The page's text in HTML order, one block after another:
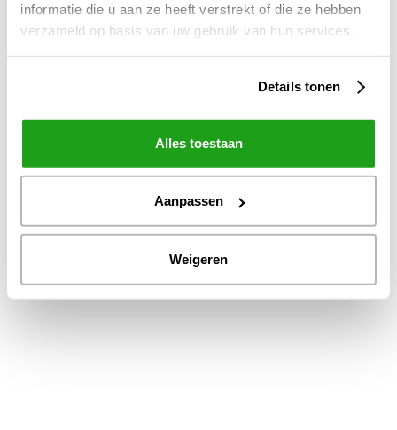
informatie die u aan ze heeft verstrekt of die ze hebben
verzameld op basis van uw gebruik van hun services.
Details tonen
Alles toestaan
Aanpassen
Weigeren